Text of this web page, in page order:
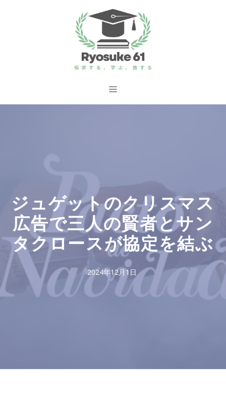
ス
メ
ジュゲットのクリスマス
広告で三人の賢者とサン
タクロースが協定を結ぶ
2024年12月1日